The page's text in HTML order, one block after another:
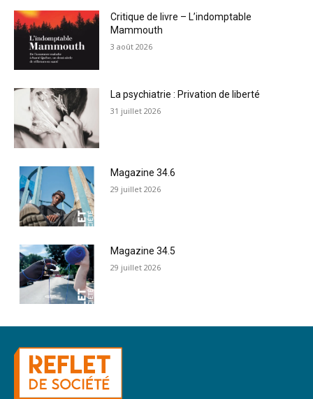
Critique de livre – L’indomptable
Mammouth
3 août 2026
La psychiatrie : Privation de liberté
31 juillet 2026
Magazine 34.6
29 juillet 2026
Magazine 34.5
29 juillet 2026